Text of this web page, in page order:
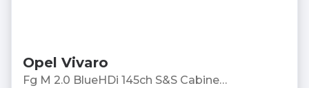
Opel Vivaro
Fg M 2.0 BlueHDi 145ch S&S Cabine